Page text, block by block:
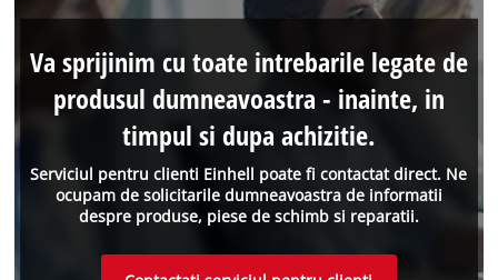
Serviciul pentru clienti Einhell poate fi contactat direct. Ne
ocupam de solicitarile dumneavoastra de informatii
despre produse, piese de schimb si reparatii.
Va sprijinim cu toate intrebarile legate de
produsul dumneavoastra - inainte, in
timpul si dupa achizitie.